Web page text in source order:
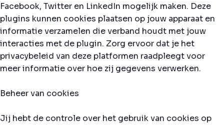
Facebook, Twitter en LinkedIn mogelijk maken. Deze
plugins kunnen cookies plaatsen op jouw apparaat en
informatie verzamelen die verband houdt met jouw
interacties met de plugin. Zorg ervoor dat je het
privacybeleid van deze platformen raadpleegt voor
meer informatie over hoe zij gegevens verwerken.
Beheer van cookies
Jij hebt de controle over het gebruik van cookies op